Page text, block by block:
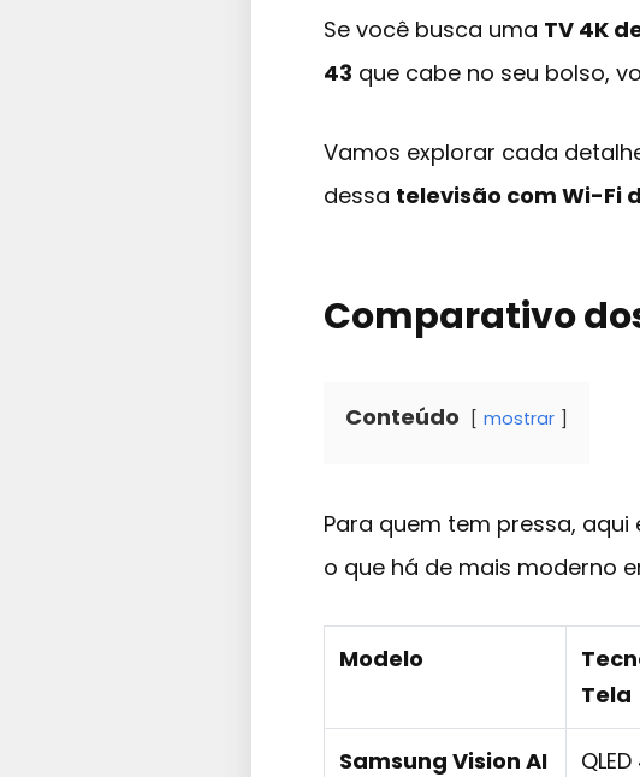
Se você busca uma TV 4K
43 que cabe no seu bolso,
Vamos explorar cada
dessa televisão com Wi-Fi
Comparativo
Conteúdo mostrar
Para quem tem pressa,
o que há de mais moderno
Modelo
Tela
Samsung Vision AI